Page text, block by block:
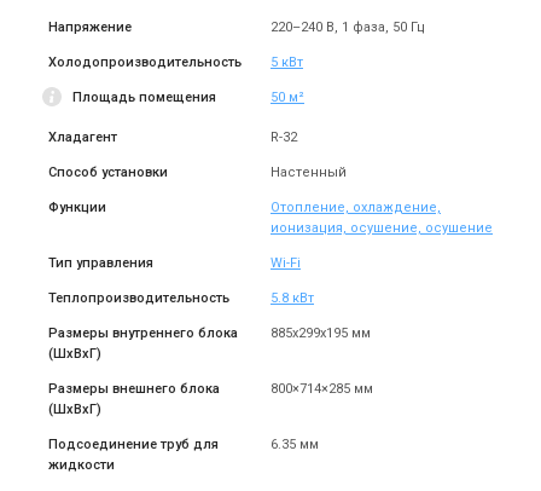
Купить Купить
Mitsubishi Electric Design
Inverter MSZ-
Цена
Купить
Mitsubishi Electric Design
Inverter MSZ-
Цена
В наличии
Акция Акция
Напряжение 220–240 B, 1 фаза, 50 Гц
Холодопроизводительность 5 кВт
Площадь помещения 50 м²
Хладагент R-32
Способ установки Настенный
Функции
Отопление, охлаждение,
ионизация, осушение, осушение
Тип управления Wi-Fi
Теплопроизводительность 5.8 кВт
Размеры внутреннего блока
(ШxВxГ)
885x299x195 мм
Размеры внешнего блока
(ШxВxГ)
800×714×285 мм
Подсоединение труб для
жидкости
6.35 мм